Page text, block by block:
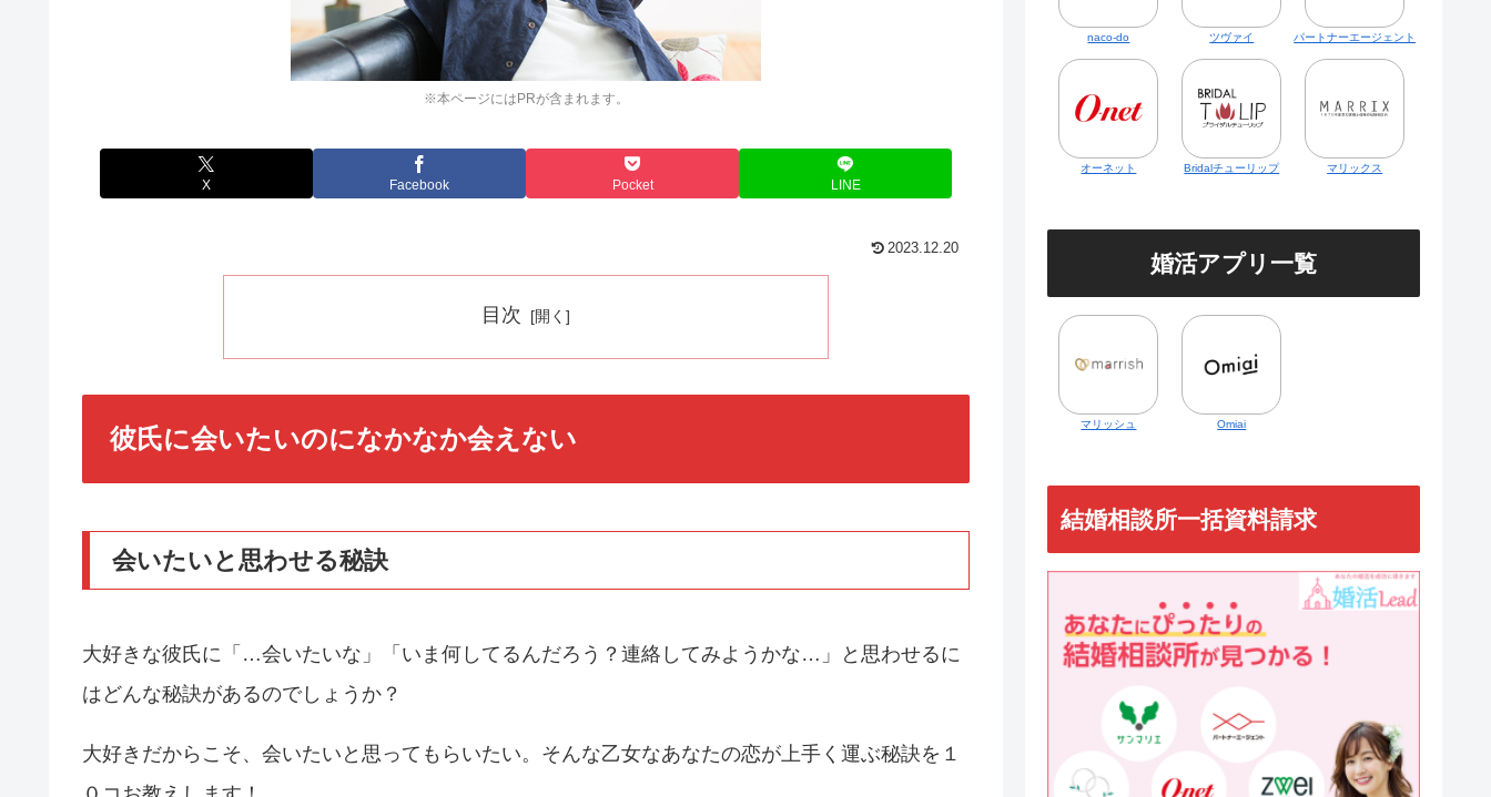
※本ページにはPRが含まれます。
X Facebook Pocket LINE
2023.12.20
目次
彼氏に会いたいのになかなか会えない
会いたいと思わせる秘訣
大好きな彼氏に「…会いたいな」「いま何してるんだろう？連絡してみようかな…」と思わせるに
はどんな秘訣があるのでしょうか？
大好きだからこそ、会いたいと思ってもらいたい。そんな乙女なあなたの恋が上手く運ぶ秘訣を１
naco-do ツヴァイ パートナーエージェント
オーネット Bridalチューリップ マリックス
婚活アプリ一覧
マリッシュ Omiai
結婚相談所一括資料請求